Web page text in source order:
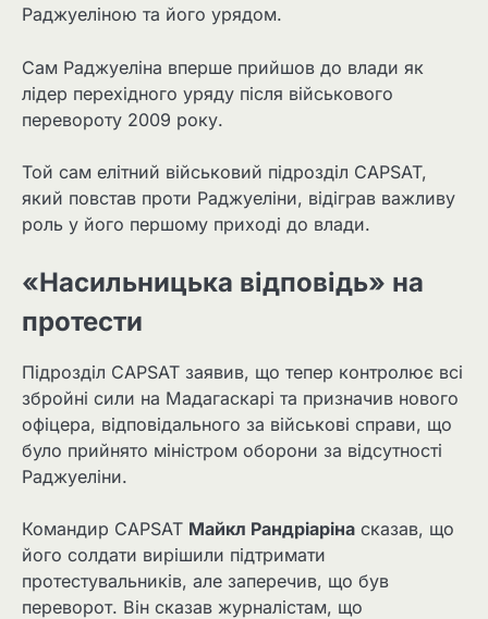
Раджуеліною та його урядом.
Сам Раджуеліна вперше прийшов до влади як
лідер перехідного уряду після військового
перевороту 2009 року.
Той сам елітний військовий підрозділ CAPSAT,
який повстав проти Раджуеліни, відіграв важливу
роль у його першому приході до влади.
«Насильницька відповідь» на
протести
Підрозділ CAPSAT заявив, що тепер контролює всі
збройні сили на Мадагаскарі та призначив нового
офіцера, відповідального за військові справи, що
було прийнято міністром оборони за відсутності
Раджуеліни.
Командир CAPSAT Майкл Рандріаріна сказав, що
його солдати вирішили підтримати
протестувальників, але заперечив, що був
переворот. Він сказав журналістам, що